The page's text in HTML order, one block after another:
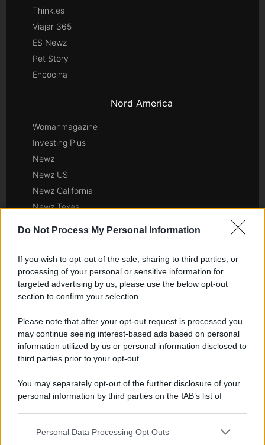
Do Not Process My Personal Information
If you wish to opt-out of the sale, sharing to third parties, or
processing of your personal or sensitive information for
targeted advertising by us, please use the below opt-out
section to confirm your selection.
Please note that after your opt-out request is processed you
may continue seeing interest-based ads based on personal
information utilized by us or personal information disclosed to
third parties prior to your opt-out.
You may separately opt-out of the further disclosure of your
personal information by third parties on the IAB’s list of
This information may also be disclosed by us to third parties
Personal Data Processing Opt Outs
Think.es
Viajar 365
ES Newz
Pet Story
Encocina
Nord America
Womanmagazine
Investing Plus
Newz
Newz US
Newz California
Newz Texas
Newz Pennsylvania
Newz Illinois
Newz Ohio
Gameland
Hig Tech Mag
Scoop Mag
Lgbtqia News
Motors Magazine 365
Day Travel 365
Home Magazine 365
Cineverse Magazine
SecondHomeMagazine